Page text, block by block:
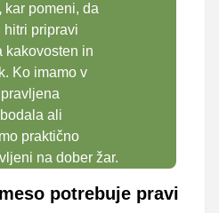
kar pomeni, da
hitri pripravi
kakovosten in
Ko imamo v
ali
praktično
na dober žar.
potrebuje pravi